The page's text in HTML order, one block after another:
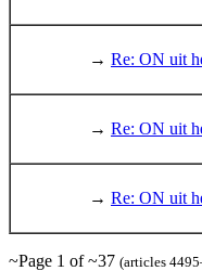
→ Re: ON uit
→ Re: ON uit
→ Re: ON uit
~Page 1 of ~37 (articles